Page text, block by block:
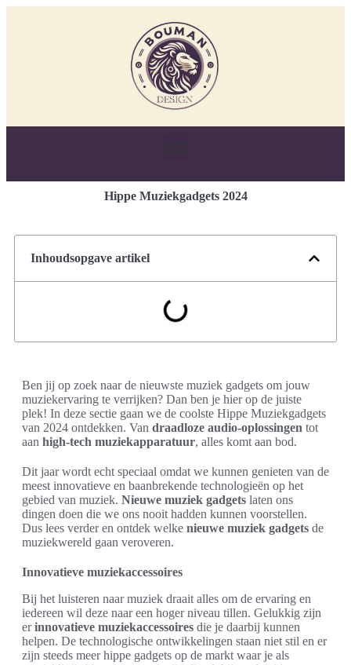
Hippe Muziekgadgets 2024
Inhoudsopgave artikel
Ben jij op zoek naar de nieuwste muziek gadgets om jouw
muziekervaring te verrijken? Dan ben je hier op de juiste
plek! In deze sectie gaan we de coolste Hippe Muziekgadgets
van 2024 ontdekken. Van draadloze audio-oplossingen tot
aan high-tech muziekapparatuur, alles komt aan bod.
Dit jaar wordt echt speciaal omdat we kunnen genieten van de
meest innovatieve en baanbrekende technologieën op het
gebied van muziek. Nieuwe muziek gadgets laten ons
dingen doen die we ons nooit hadden kunnen voorstellen.
Dus lees verder en ontdek welke nieuwe muziek gadgets de
muziekwereld gaan veroveren.
Innovatieve muziekaccessoires
Bij het luisteren naar muziek draait alles om de ervaring en
iedereen wil deze naar een hoger niveau tillen. Gelukkig zijn
erinnovatieve muziekaccessoires die je daarbij kunnen
helpen. De technologische ontwikkelingen staan niet stil en er
zijn steeds meer hippe gadgets op de markt waar je als